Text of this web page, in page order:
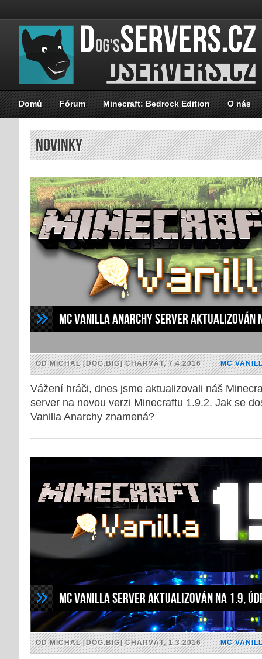
Domů Fórum Minecraft: Bedrock Edition O nás
Novinky
MC Vanilla Anarchy server aktualizován
OD MICHAL [DOG.BIG] CHARVÁT, 7.4.2016 MC
Vážení hráči, dnes jsme aktualizovali náš
server na novou verzi Minecraftu 1.9.2. Jak se
Vanilla Anarchy znamená?
MC Vanilla server aktualizován na 1.9,
OD MICHAL [DOG.BIG] CHARVÁT, 1.3.2016 MC